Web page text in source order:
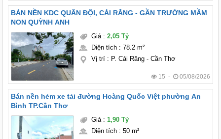
BÁN NỀN KDC QUÂN ĐỘI, CÁI RĂNG - GẦN TRƯỜNG MẦM
NON QUỲNH ANH
Giá: 2,05 Tỷ
Diện tích: 78.2 m²
Vị trí: P. Cái Răng - Cần Thơ
15 - 05/08/2026
Bán nền hẻm xe tải đường Hoàng Quốc Việt phường An
Bình TP.Cần Thơ
Giá: 1,90 Tỷ
Diện tích: 50 m²